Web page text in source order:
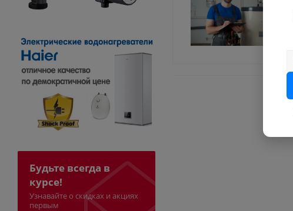
Будьте всегда в
курсе!
Узнавайте о скидках и акциях
первым